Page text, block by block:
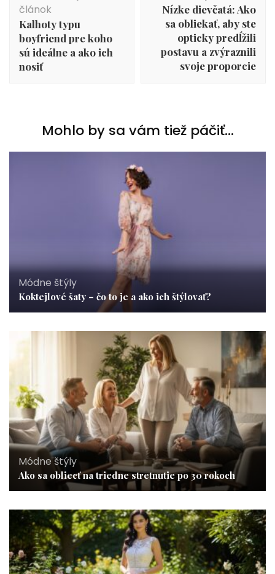
článku
článok
Kalhoty typu
boyfriend pre koho
sú ideálne a ako ich
nosiť
Nízke dievčatá: Ako
sa obliekať, aby ste
opticky predĺžili
postavu a zvýraznili
svoje proporcie
Mohlo by sa vám tiež páčiť...
Módne štýly
Koktejlové šaty – čo to je a ako ich štýlovať?
Módne štýly
Ako sa obliecť na triedne stretnutie po 30 rokoch